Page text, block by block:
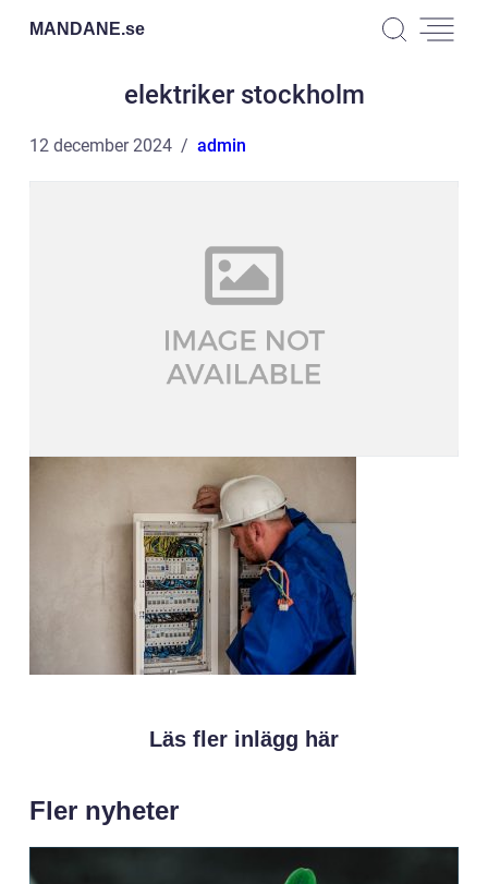
MANDANE.se
elektriker stockholm
12 december 2024 admin
Läs fler inlägg här
Fler nyheter